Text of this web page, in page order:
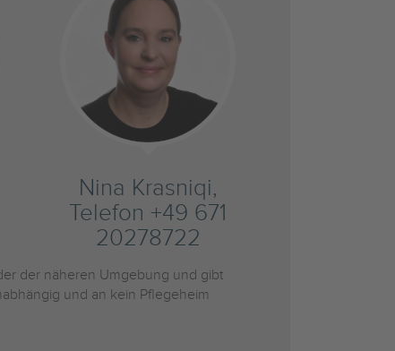
Nina Krasniqi,
Telefon +49 671
20278722
der näheren Umgebung und gibt
und an kein Pflegeheim